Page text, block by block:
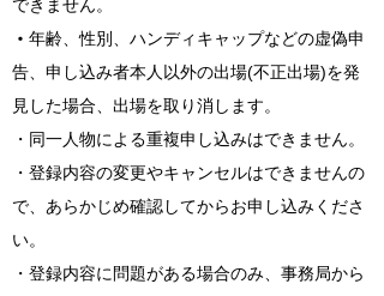
できません。
・ 年齢、性別、ハンディキャップなどの虚偽申
告、申し込み者本人以外の出場(不正出場)を発
見した場合、出場を取り消します。
・同一人物による重複申し込みはできません。
・登録内容の変更やキャンセルはできませんの
で、あらかじめ確認してからお申し込みくださ
い。
・登録内容に問題がある場合のみ、事務局から